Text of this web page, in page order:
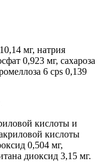
мг, натрия
0,923 мг, сахароза
6 cps 0,139
кислоты и
кислоты
0,504 мг,
диоксид 3,15 мг.